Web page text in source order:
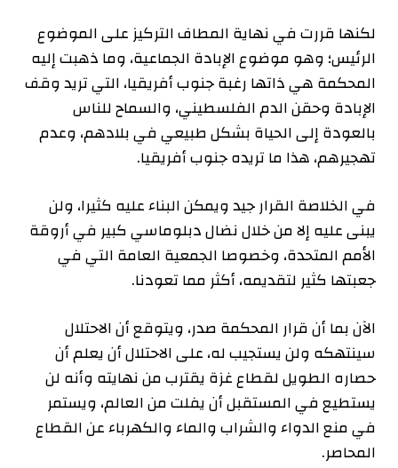
لكنها قررت في نهاية المطاف التركيز على الموضوع
الرئيس؛ وهو موضوع الإبادة الجماعية، وما ذهبت إليه
المحكمة هي ذاتها رغبة جنوب أفريقيا، التي تريد وقف
الإبادة وحقن الدم الفلسطيني، والسماح للناس
بالعودة إلى الحياة بشكل طبيعي في بلادهم، وعدم
تهجيرهم، هذا ما تريده جنوب أفريقيا.
في الخلاصة القرار جيد ويمكن البناء عليه كثيرا، ولن
يبنى عليه إلا من خلال نضال دبلوماسي كبير في أروقة
الأمم المتحدة، وخصوصا الجمعية العامة التي في
جعبتها كثير لتقديمه، أكثر مما تعودنا.
الآن بما أن قرار المحكمة صدر، ويتوقع أن الاحتلال
سينتهكه ولن يستجيب له، على الاحتلال أن يعلم أن
حصاره الطويل لقطاع غزة يقترب من نهايته وأنه لن
يستطيع في المستقبل أن يفلت من العالم، ويستمر
في منع الدواء والشراب والماء والكهرباء عن القطاع
المحاصر.